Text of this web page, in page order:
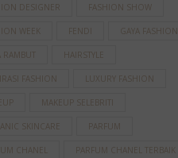
DESIGNER FASHION SHOW
WEEK FENDI GAYA FASHION
RAMBUT HAIRSTYLE
FASHION LUXURY FASHION
MAKEUP SELEBRITI
SKINCARE PARFUM
CHANEL PARFUM CHANEL TERBAIK